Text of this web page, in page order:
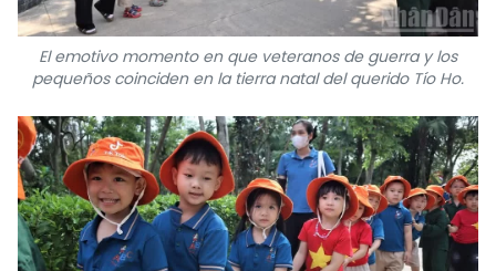
El emotivo momento en que veteranos de guerra y los
pequeños coinciden en la tierra natal del querido Tío Ho.